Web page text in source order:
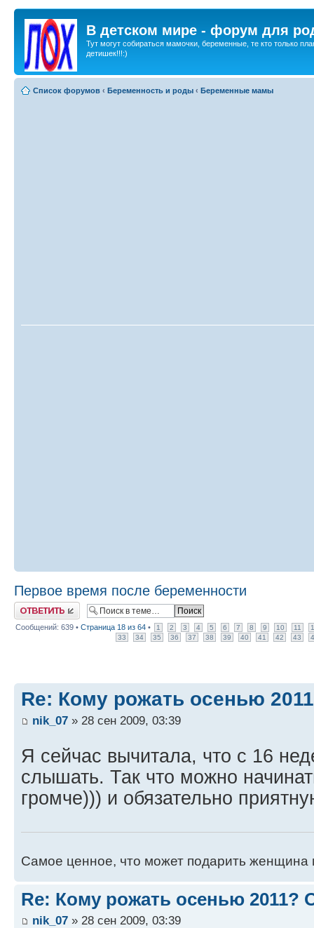
В детском мире - форум для
Тут могут собираться мамочки, беременные, те кто только
детишек!!!:)
Список форумов ‹ Беременность и роды ‹ Беременные мамы
Первое время после беременности
Ответить
Сообщений: 639 • Страница 18 из 64 • 1 2 3 4 5 6 7 8 9 10 11
33
34 35 36 37 38 39 40 41 42 43
Re: Кому рожать осенью
nik_07 » 28 сен 2009, 03:39
Я сейчас вычитала, что с 16
слышать. Так что можно
громче))) и обязательно
Самое ценное, что может подарить женщина
Re: Кому рожать осенью 2011?
nik_07 » 28 сен 2009, 03:39